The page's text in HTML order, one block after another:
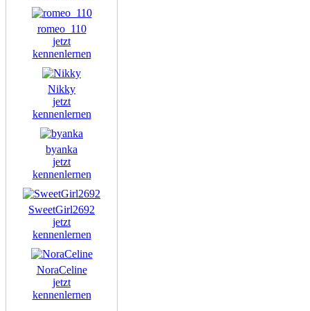
romeo_110
jetzt
kennenlernen
Nikky
jetzt
kennenlernen
byanka
jetzt
kennenlernen
SweetGirl2692
jetzt
kennenlernen
NoraCeline
jetzt
kennenlernen